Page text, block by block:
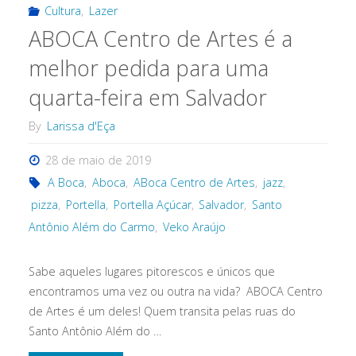
um
lindo
cinema"
Cultura, Lazer
ABOCA Centro de Artes é a
melhor pedida para uma
quarta-feira em Salvador
By Larissa d'Eça
28 de maio de 2019
A Boca, Aboca, ABoca Centro de Artes, jazz,
pizza, Portella, Portella Açúcar, Salvador, Santo
Antônio Além do Carmo, Veko Araújo
Sabe aqueles lugares pitorescos e únicos que
encontramos uma vez ou outra na vida? ABOCA Centro
de Artes é um deles! Quem transita pelas ruas do
Santo Antônio Além do …